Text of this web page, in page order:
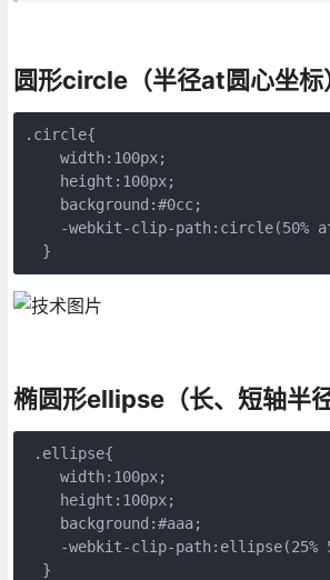
圆形circle（半径at圆心坐标
.circle{
    width:100px;
    height:100px;
    background:#0cc;
-webkit-clip-path:circle(50%
椭圆形ellipse（长、短轴半
.ellipse{
    width:100px;
    height:100px;
    background:#aaa;
-webkit-clip-path:ellipse(25%
  }